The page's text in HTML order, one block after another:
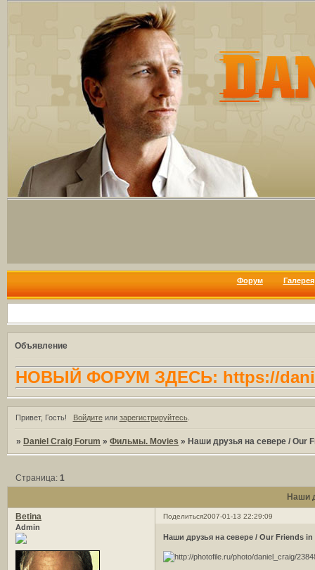
Форум Галерея
Объявление
НОВЫЙ ФОРУМ ЗДЕСЬ: https://
Привет, Гость! Войдитеили зарегистрируйтесь.
»Daniel Craig Forum »Фильмы. Movies »Наши друзья на севере / Our
Наши
Страница:1
Поделиться2007-01-13 22:29:09
Betina
Admin
Наши друзья на севере / Our Friends